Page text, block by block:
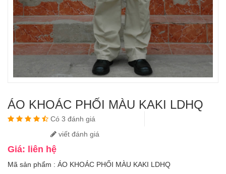
ÁO KHOÁC PHỐI MÀU KAKI LDHQ
Có 3 đánh giá
viết đánh giá
Giá: liên hệ
Mã sản phẩm : ÁO KHOÁC PHỐI MÀU KAKI LDHQ